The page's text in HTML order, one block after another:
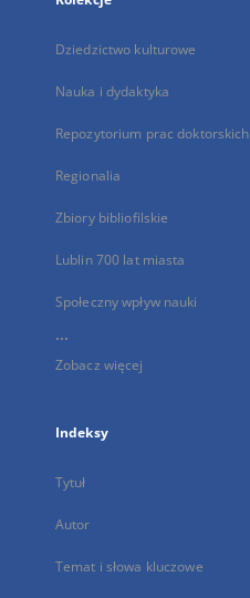
Dziedzictwo kulturowe
Nauka i dydaktyka
Repozytorium prac doktorskich
Regionalia
Zbiory bibliofilskie
Lublin 700 lat miasta
Społeczny wpływ nauki
...
Zobacz więcej
Indeksy
Tytuł
Autor
Temat i słowa kluczowe